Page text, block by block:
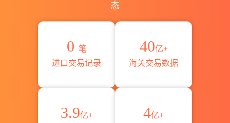
态
0 笔
进口交易记录
40亿+
海关交易数据
3.9亿+
4亿+